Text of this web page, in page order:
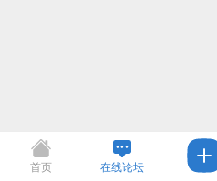
首页 在线论坛